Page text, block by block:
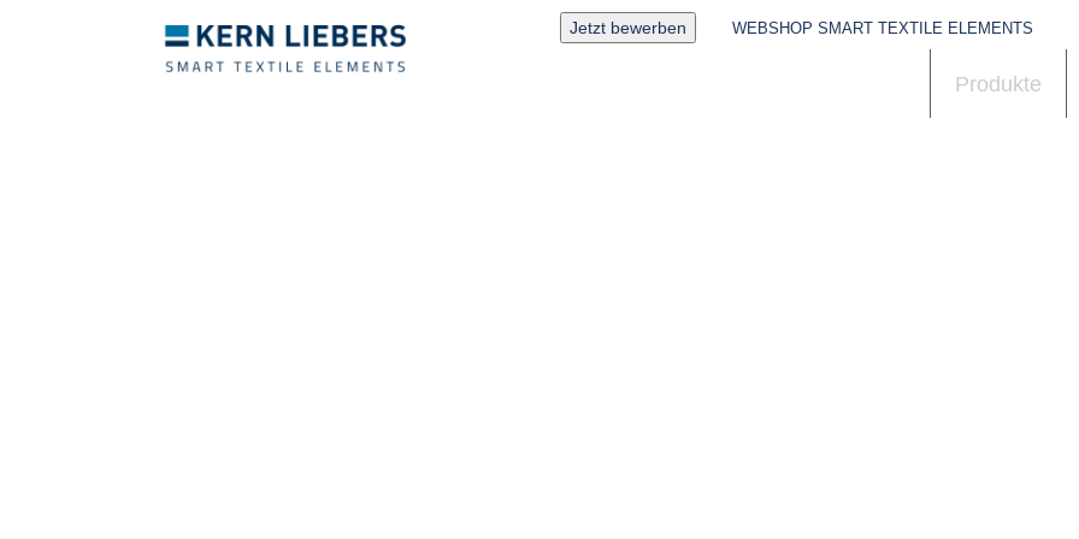
Jetzt bewerben WEBSHOP SMART TEXTILE ELEMENTS
Produkte